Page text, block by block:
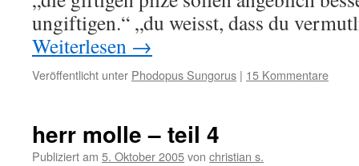
ungiftigen.“ „du weisst, dass du
Weiterlesen →
Veröffentlicht unter Phodopus Sungorus | 15 Kommentare
herr molle – teil 4
Publiziert am 5. Oktober 2005von christian s.